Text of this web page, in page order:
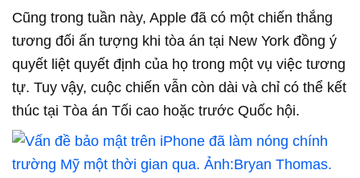
Cũng trong tuần này, Apple đã có một chiến thắng
tương đối ấn tượng khi tòa án tại New York đồng ý
quyết liệt quyết định của họ trong một vụ việc tương
tự. Tuy vậy, cuộc chiến vẫn còn dài và chỉ có thể kết
thúc tại Tòa án Tối cao hoặc trước Quốc hội.